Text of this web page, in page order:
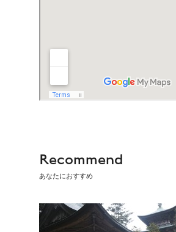
Recommend
あなたにおすすめ